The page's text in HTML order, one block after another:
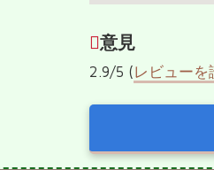
意見
2.9/5 (レビューを